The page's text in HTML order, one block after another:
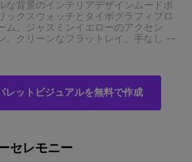
な背景のインテリアデザインムードボ
ックスウォッチとタイポグラフィブロ
ム、ジャスミンイエローのアクセン
。クリーンなフラットレイ、手なし --
レットビジュアルを無料で作成
セレモニー